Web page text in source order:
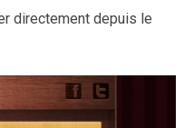
directement depuis le